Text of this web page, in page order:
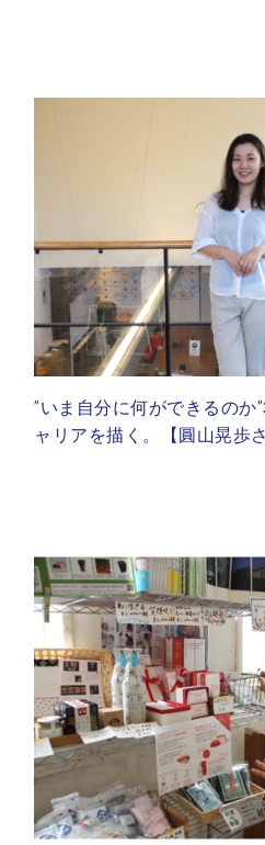
”いま自分に何ができるのか
ャリアを描く。【圓山晃歩さ